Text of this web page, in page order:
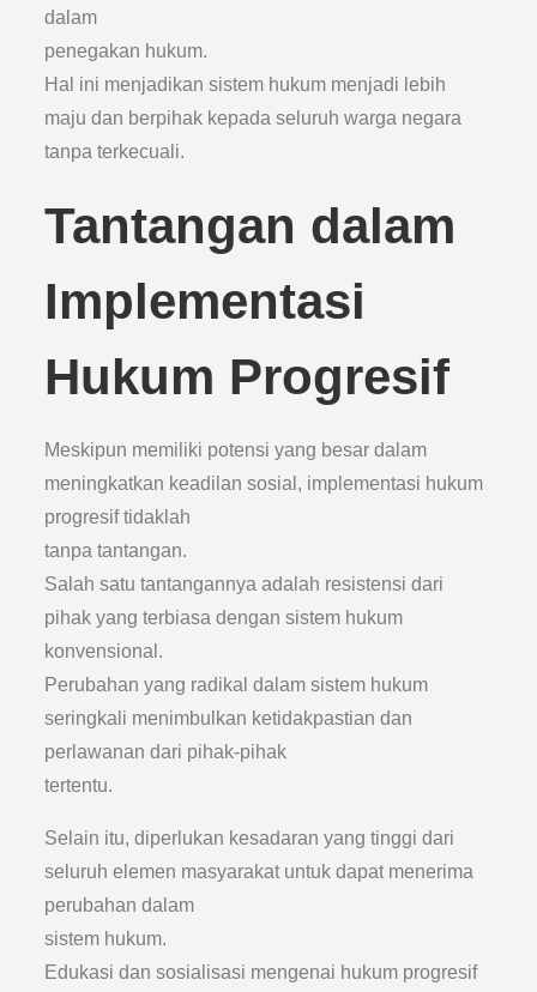
dalam
penegakan hukum.
Hal ini menjadikan sistem hukum menjadi lebih
maju dan berpihak kepada seluruh warga negara
tanpa terkecuali.
Tantangan dalam
Implementasi
Hukum Progresif
Meskipun memiliki potensi yang besar dalam
meningkatkan keadilan sosial, implementasi hukum
progresif tidaklah
tanpa tantangan.
Salah satu tantangannya adalah resistensi dari
pihak yang terbiasa dengan sistem hukum
konvensional.
Perubahan yang radikal dalam sistem hukum
seringkali menimbulkan ketidakpastian dan
perlawanan dari pihak-pihak
tertentu.
Selain itu, diperlukan kesadaran yang tinggi dari
seluruh elemen masyarakat untuk dapat menerima
perubahan dalam
sistem hukum.
Edukasi dan sosialisasi mengenai hukum progresif